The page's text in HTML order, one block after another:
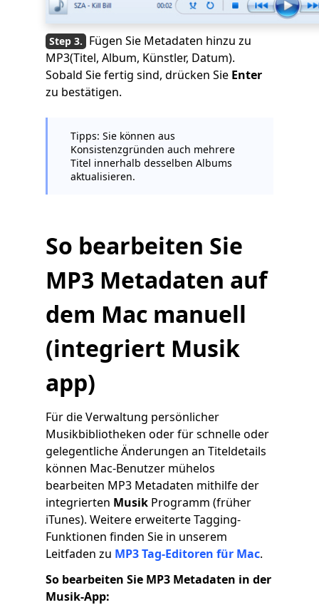
Fügen Sie Metadaten hinzu zu
MP3(Titel, Album, Künstler, Datum).
Sobald Sie fertig sind, drücken Sie Enter
zu bestätigen.
Tipps: Sie können aus
Konsistenzgründen auch mehrere
Titel innerhalb desselben Albums
aktualisieren.
So bearbeiten Sie
MP3 Metadaten auf
dem Mac manuell
(integriert Musik
app)
Für die Verwaltung persönlicher
Musikbibliotheken oder für schnelle oder
gelegentliche Änderungen an Titeldetails
können Mac-Benutzer mühelos
bearbeiten MP3 Metadaten mithilfe der
integrierten Musik Programm (früher
iTunes). Weitere erweiterte Tagging-
Funktionen finden Sie in unserem
Leitfaden zu MP3 Tag-Editoren für Mac.
So bearbeiten Sie MP3 Metadaten in der
Musik-App: